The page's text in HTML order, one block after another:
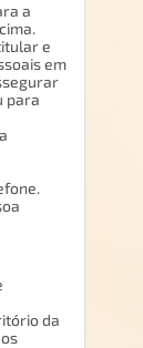
a
e
em
para
da